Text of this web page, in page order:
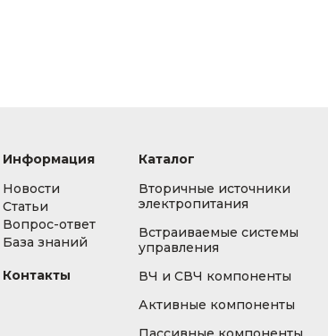
Информация
Новости
Статьи
Вопрос-ответ
База знаний
Контакты
Каталог
Вторичные источники
электропитания
Встраиваемые системы
управления
ВЧ и СВЧ компоненты
Активные компоненты